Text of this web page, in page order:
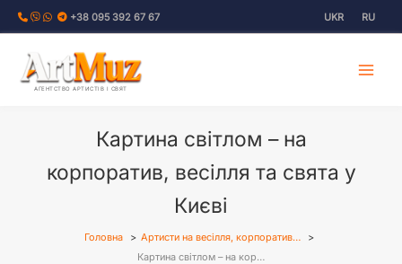
Перейти
+38 095 392 67 67 UKR RU
АГЕНТСТВО АРТИСТІВ І СВЯТ
Картина світлом – на
корпоратив, весілля та свята у
Києві
Головна
Артисти на весілля, корпоратив…
Картина світлом – на кор…